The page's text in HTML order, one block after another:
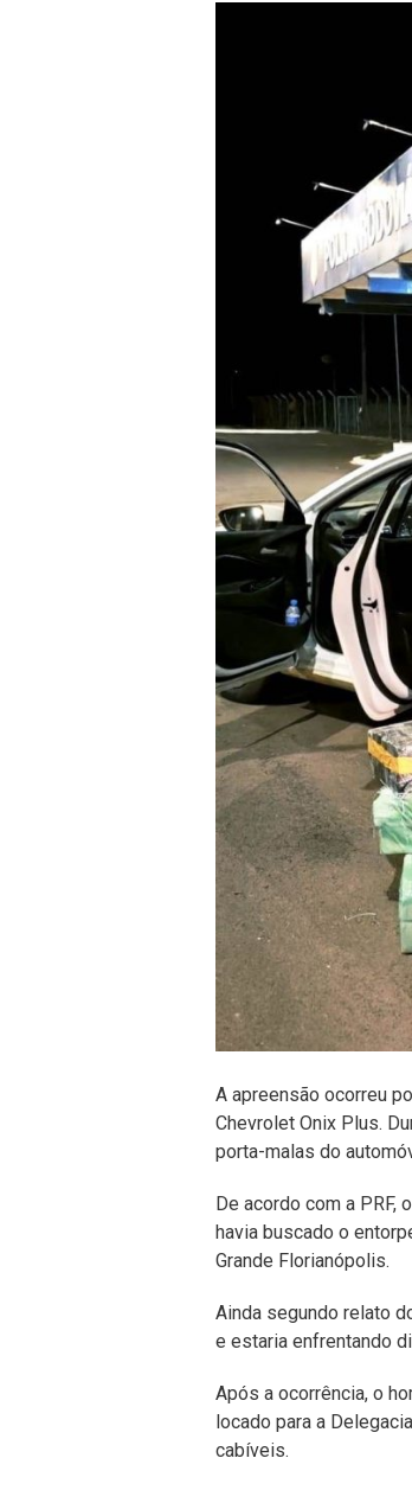
A apreensão ocorreu
Chevrolet Onix Plus.
porta-malas do
De acordo com a PRF,
havia buscado o
Grande Florianópolis.
Ainda segundo relato
e estaria enfrentando
Após a ocorrência, o
locado para a
cabíveis.